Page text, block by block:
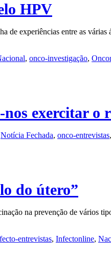
HPV
experiências entre as várias
, onco-investigação,
exercitar o
Notícia Fechada, onco-entrevistas,
do útero”
na prevenção de vários
entrevistas, Infectonline,